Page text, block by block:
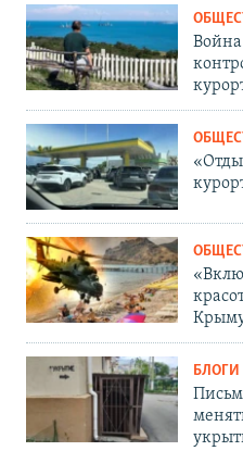
Война
БЛОГИ